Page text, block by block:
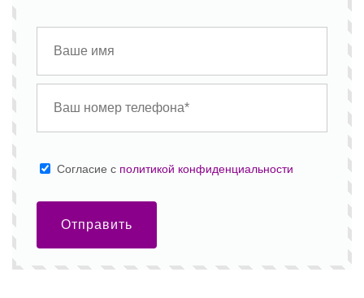
Cогласие с политикой конфиденциальности
Отправить